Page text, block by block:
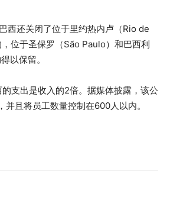
西还关闭了位于里约热内卢（Rio de
位于圣保罗（São Paulo）和巴西利
以保留。
支出是收入的2倍。据媒体披露，该公
并且将员工数量控制在600人以内。